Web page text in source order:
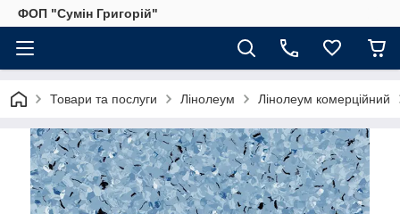
ФОП "Сумін Григорій"
Товари та послуги Лінолеум Лінолеум комерційний